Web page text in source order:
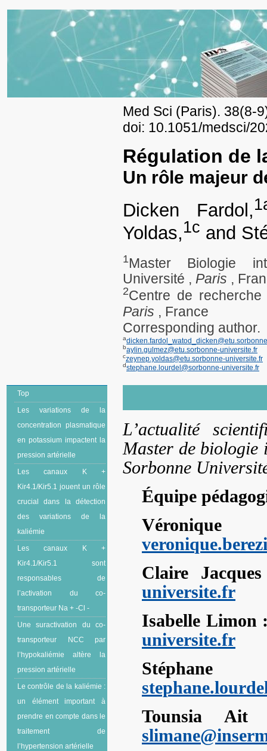
Med Sci (Paris). 38(8-
doi: 10.1051/medsci/
Régulation de
Un rôle majeur
Dicken Fardol,1
Yoldas,1c and
1Master Biologie
Université , Paris ,
2Centre de
Paris , France
Corresponding author.
a
baylin.gulmez@etu.sorbonne-universite.fr
czeynep.yoldas@etu.sorbonne-universite.fr
dstephane.lourdel@sorbonne-universite.fr
Top
Les variations de la
concentration plasmatique
en potassium impactent la
pression artérielle
Les canaux K +
Kir4.1/Kir5.1 jouent un rôle
crucial dans la détection
des variations de la
kaliémie
Les canaux K +
Kir4.1/Kir5.1 sont
responsables de
l’activation du co-
transporteur Na + -Cl -
Une suractivation du co-
transporteur NCC par
l’hypokaliémie altère la
pression artérielle
Le contrôle de la kaliémie :
un élément important à
prendre en compte dans le
traitement de
l’hypertension artérielle
L’actualité
Master de biologie
Sorbonne
Équipe
Claire
universite.fr
Isabelle
universite.fr
Tounsia